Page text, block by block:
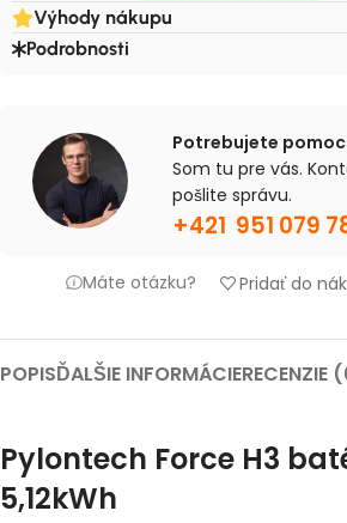
Výhody nákupu
Podrobnosti
Potrebujete
Som tu pre vás.
pošlite správu.
+421 951 079
Máte otázku? Pridať do
POPISĎALŠIE INFORMÁCIERECENZIE
Pylontech Force H3
5,12kWh